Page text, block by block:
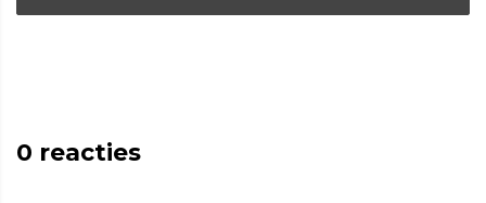
0 reacties